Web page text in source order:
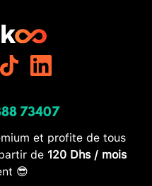
73407
et profite de tous
de 120 Dhs / mois
😎